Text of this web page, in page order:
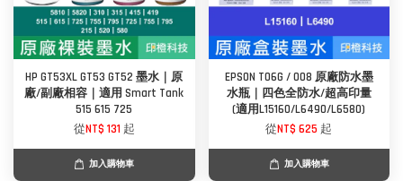
HP GT53XL GT53 GT52 墨水｜原
廠/副廠相容｜適用 Smart Tank
515 615 725
從NT$ 131 起
加入購物車
EPSON T06G / 008 原廠防水墨
水瓶｜四色全防水/超高印量
(適用L15160/L6490/L6580)
從NT$ 625 起
加入購物車